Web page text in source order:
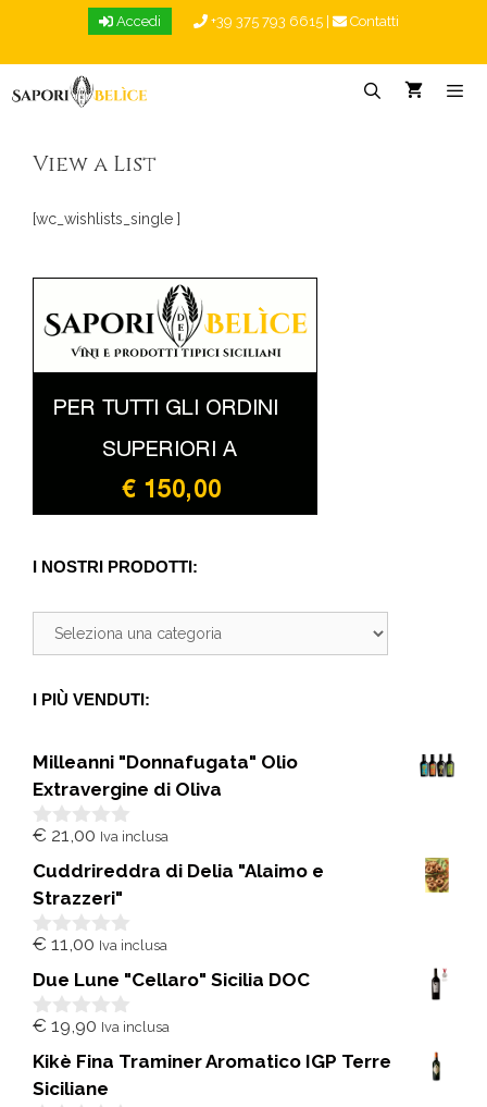
Accedi +39 375 793 6615 Contatti
View a List
[wc_wishlists_single ]
I NOSTRI PRODOTTI:
I PIÙ VENDUTI:
Milleanni "Donnafugata" Olio
Extravergine di Oliva
0
u
5
€ 21,00 Iva inclusa
Cuddrireddra di Delia "Alaimo e
Strazzeri"
0
u
5
€ 11,00 Iva inclusa
Due Lune "Cellaro" Sicilia DOC
0
u
5
€ 19,90 Iva inclusa
Kikè Fina Traminer Aromatico IGP Terre
Siciliane